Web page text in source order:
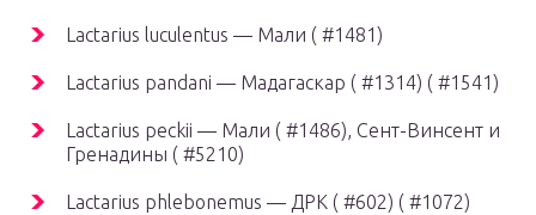
Lactarius luculentus — Мали ( #1481)
Lactarius pandani — Мадагаскар ( #1314) ( #1541)
Lactarius peckii — Мали ( #1486), Сент-Винсент и
Гренадины ( #5210)
Lactarius phlebonemus — ДРК ( #602) ( #1072)